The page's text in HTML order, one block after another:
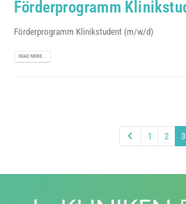
Förderprogramm
Förderprogramm Klinikstudent (m/w/d)
READ MORE...
1 2 3